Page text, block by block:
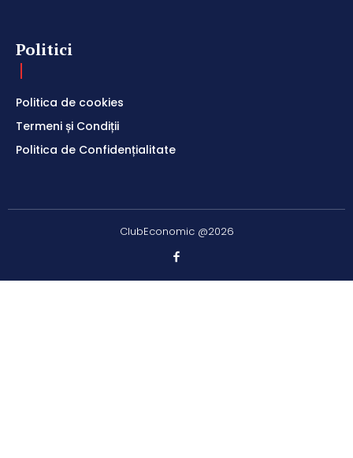
Politici
Politica de cookies
Termeni și Condiții
Politica de Confidențialitate
ClubEconomic @2026